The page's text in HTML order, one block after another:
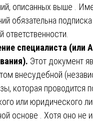
описанных выше .
обязательна
ответственности.
специалиста (или
Этот документ
внесудебной
которая проводится
или юридического
основе . Хотя оно не